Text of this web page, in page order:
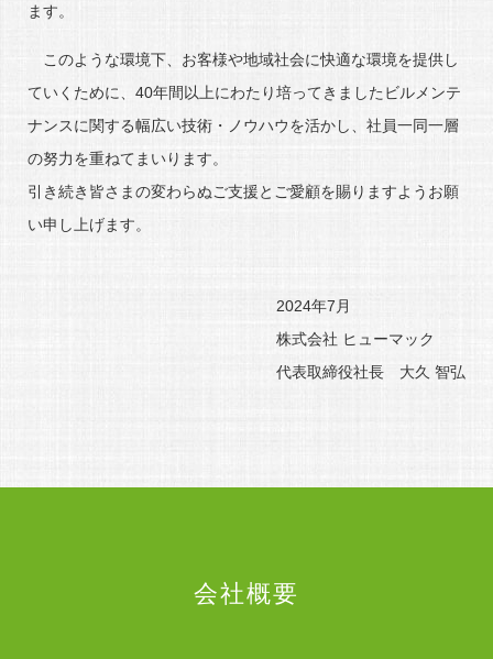
ます。
このような環境下、お客様や地域社会に快適な環境を提供し
ていくために、40年間以上にわたり培ってきましたビルメンテ
ナンスに関する幅広い技術・ノウハウを活かし、社員一同一層
の努力を重ねてまいります。
引き続き皆さまの変わらぬご支援とご愛顧を賜りますようお願
い申し上げます。
2024年7月
株式会社 ヒューマック
代表取締役社長 大久 智弘
会社概要